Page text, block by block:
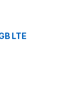
LTE